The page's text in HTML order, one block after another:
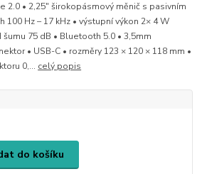
2.0 • 2,25" širokopásmový měnič s pasivním
100 Hz – 17 kHz • výstupní výkon 2× 4 W
75 dB • Bluetooth 5.0 • 3,5mm
• USB-C • rozměry 123 × 120 × 118 mm •
0,... celý popis
do košíku